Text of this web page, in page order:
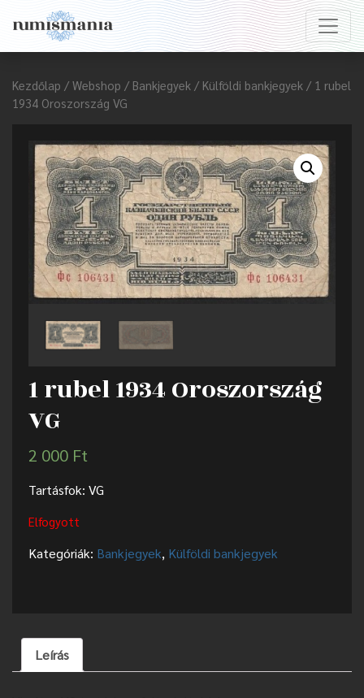
Kezdőlap / Webshop / Bankjegyek / Külföldi bankjegyek / 1 rubel
1934 Oroszország VG
1 rubel 1934 Oroszország
VG
2 000 Ft
Tartásfok: VG
Elfogyott
Kategóriák: Bankjegyek, Külföldi bankjegyek
Leírás